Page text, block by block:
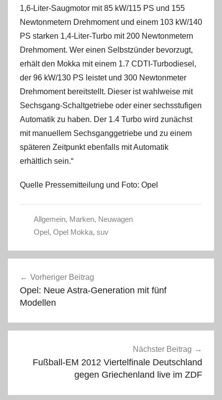
1,6-Liter-Saugmotor mit 85 kW/115 PS und 155
Newtonmetern Drehmoment und einem 103 kW/140
PS starken 1,4-Liter-Turbo mit 200 Newtonmetern
Drehmoment. Wer einen Selbstzünder bevorzugt,
erhält den Mokka mit einem 1.7 CDTI-Turbodiesel,
der 96 kW/130 PS leistet und 300 Newtonmeter
Drehmoment bereitstellt. Dieser ist wahlweise mit
Sechsgang-Schaltgetriebe oder einer sechsstufigen
Automatik zu haben. Der 1.4 Turbo wird zunächst
mit manuellem Sechsganggetriebe und zu einem
späteren Zeitpunkt ebenfalls mit Automatik
erhältlich sein.“
Quelle Pressemitteilung und Foto: Opel
Allgemein, Marken, Neuwagen
Opel, Opel Mokka, suv
Vorheriger Beitrag
Opel: Neue Astra-Generation mit fünf
Modellen
Nächster Beitrag
Fußball-EM 2012 Viertelfinale Deutschland
gegen Griechenland live im ZDF